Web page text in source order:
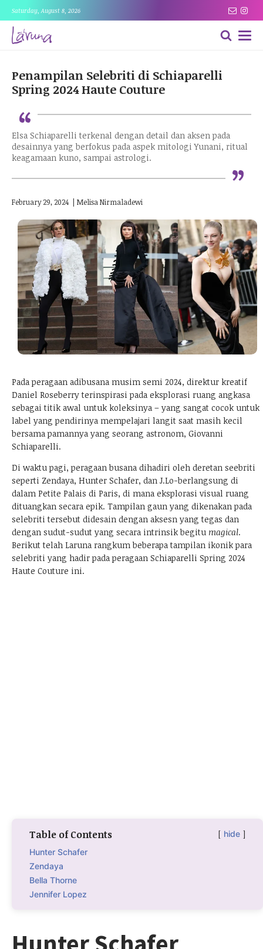
Saturday, August 8, 2026
Penampilan Selebriti di Schiaparelli
Spring 2024 Haute Couture
“
Elsa Schiaparelli terkenal dengan detail dan aksen pada
desainnya yang berfokus pada aspek mitologi Yunani, ritual
keagamaan kuno, sampai astrologi.
“
February 29, 2024 Melisa Nirmaladewi
Pada peragaan adibusana musim semi 2024, direktur kreatif
Daniel Roseberry terinspirasi pada eksplorasi ruang angkasa
sebagai titik awal untuk koleksinya – yang sangat cocok untuk
label yang pendirinya mempelajari langit saat masih kecil
bersama pamannya yang seorang astronom, Giovanni
Schiaparelli.
Di waktu pagi, peragaan busana dihadiri oleh deretan seebriti
seperti Zendaya, Hunter Schafer, dan J.Lo-berlangsung di
dalam Petite Palais di Paris, di mana eksplorasi visual ruang
dituangkan secara epik. Tampilan gaun yang dikenakan pada
selebriti tersebut didesain dengan aksesn yang tegas dan
dengan sudut-sudut yang secara intrinsik begitu magical.
Berikut telah Laruna rangkum beberapa tampilan ikonik para
selebriti yang hadir pada peragaan Schiaparelli Spring 2024
Haute Couture ini.
Table of Contents
hide
Hunter Schafer
Zendaya
Bella Thorne
Jennifer Lopez